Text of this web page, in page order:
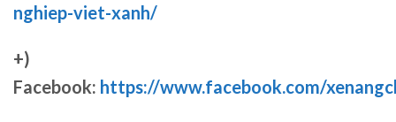
nghiep-viet-xanh/
+)
Facebook: https://www.facebook.com/